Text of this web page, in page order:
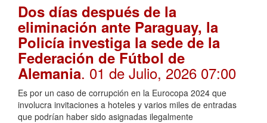
Dos días después de la
eliminación ante Paraguay, la
Policía investiga la sede de la
Federación de Fútbol de
Alemania. 01 de Julio, 2026 07:00
Es por un caso de corrupción en la Eurocopa 2024 que
involucra invitaciones a hoteles y varios miles de entradas
que podrían haber sido asignadas ilegalmente